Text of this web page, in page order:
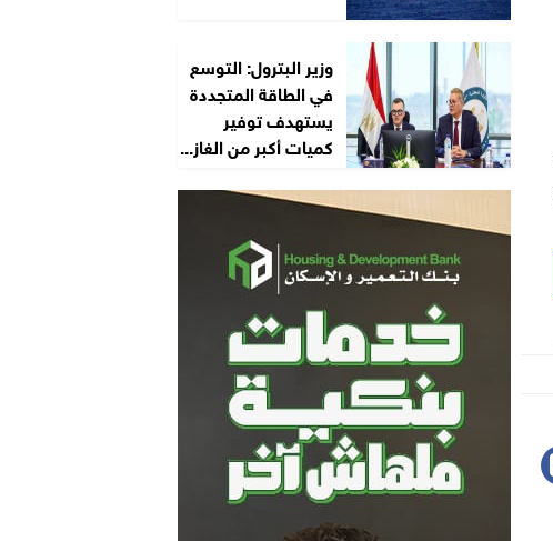
وزير البترول: التوسع
في الطاقة المتجددة
يستهدف توفير
كميات أكبر من الغاز...